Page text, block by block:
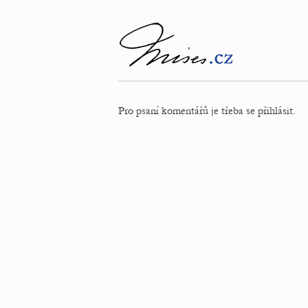
Pro psaní komentářů je třeba se přihlásit.